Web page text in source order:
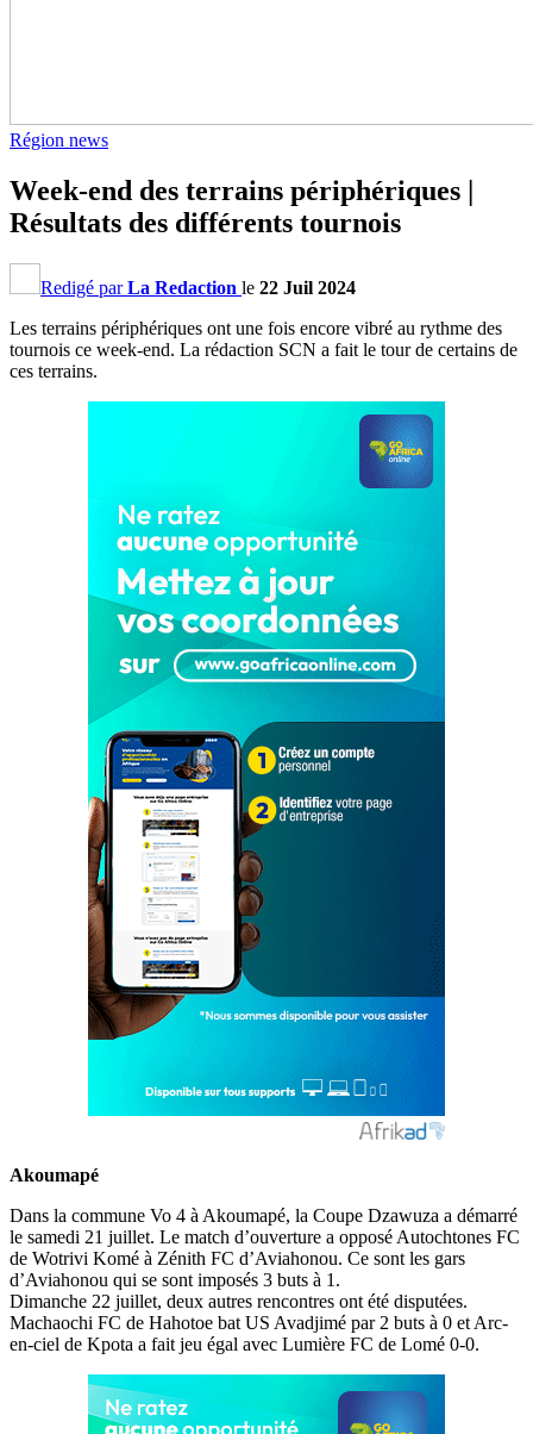
Région news
Week-end des terrains périphériques |
Résultats des différents tournois
Redigé parLa Redaction le 22 Juil 2024
Les terrains périphériques ont une fois encore vibré au rythme des
tournois ce week-end. La rédaction SCN a fait le tour de certains de
ces terrains.
Akoumapé
Dans la commune Vo 4 à Akoumapé, la Coupe Dzawuza a démarré
le samedi 21 juillet. Le match d’ouverture a opposé Autochtones FC
de Wotrivi Komé à Zénith FC d’Aviahonou. Ce sont les gars
d’Aviahonou qui se sont imposés 3 buts à 1.
Dimanche 22 juillet, deux autres rencontres ont été disputées.
Machaochi FC de Hahotoe bat US Avadjimé par 2 buts à 0 et Arc-
en-ciel de Kpota a fait jeu égal avec Lumière FC de Lomé 0-0.